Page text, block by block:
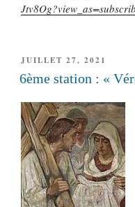
PUBLIÉ
LE
JUILLET 27, 2021
6ème station : «